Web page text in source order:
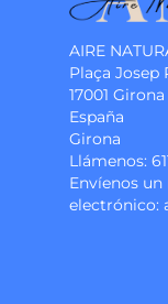
AIRE
Plaça Josep
17001 Girona
España
Girona
Llámenos:
Envíenos
electrónico: